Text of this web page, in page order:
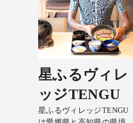
星ふるヴィレ
ッジTENGU
星ふるヴィレッジTENGU